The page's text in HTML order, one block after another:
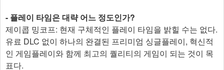
- 플레이 타임은 대략 어느 정도인가?
제이콥 밍코프: 현재 구체적인 플레이 타임을 밝힐 수는 없다.
유료 DLC 없이 하나의 완결된 프리미엄 싱글플레이, 혁신적
인 게임플레이와 함께 최고의 퀄리티의 게임이 되는 것이 목
표다.